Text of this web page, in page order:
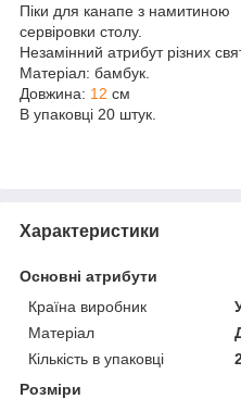
Піки для канапе з намитиною
сервіровки столу.
Незамінний атрибут різних
Матеріал: бамбук.
Довжина: 12 см
В упаковці 20 штук.
Характеристики
Основні атрибути
Країна виробник
Матеріал
Кількість в упаковці
Розміри